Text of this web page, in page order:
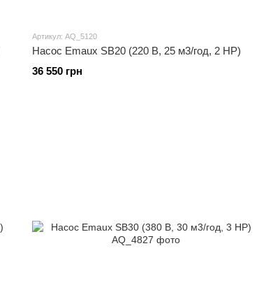
Артикул: AQ_5120
Насос Emaux SB20 (220 В, 25 м3/год, 2 HP)
36 550 грн